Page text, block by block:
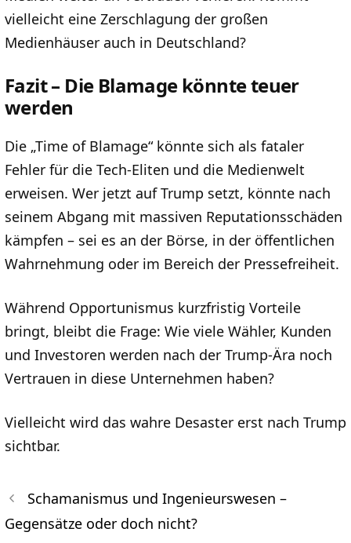
vielleicht eine Zerschlagung der großen
Medienhäuser auch in Deutschland?
Fazit – Die Blamage könnte teuer
werden
Die „Time of Blamage“ könnte sich als fataler
Fehler für die Tech-Eliten und die Medienwelt
erweisen. Wer jetzt auf Trump setzt, könnte nach
seinem Abgang mit massiven Reputationsschäden
kämpfen – sei es an der Börse, in der öffentlichen
Wahrnehmung oder im Bereich der Pressefreiheit.
Während Opportunismus kurzfristig Vorteile
bringt, bleibt die Frage: Wie viele Wähler, Kunden
und Investoren werden nach der Trump-Ära noch
Vertrauen in diese Unternehmen haben?
Vielleicht wird das wahre Desaster erst nach Trump
sichtbar.
Schamanismus und Ingenieurswesen –
Gegensätze oder doch nicht?